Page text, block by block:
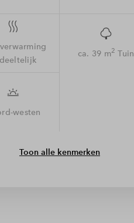
ca. 39 m2 Tuin
westen
Toon alle kenmerken